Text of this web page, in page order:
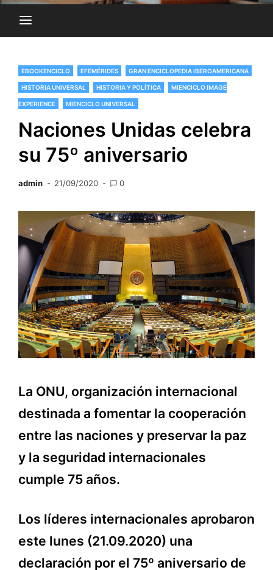
EBOOKENCICLO EFEMÉRIDES GRAN ENCICLOPEDIA IBEROAMERICANA
HISTORIA UNIVERSAL HISTORIA Y POLÍTICA MIENCICLO IMAGE
EXPERIENCE MIENCICLO UNIVERSAL
Naciones Unidas celebra
su 75º aniversario
admin 21/09/2020 0
La ONU, organización internacional
destinada a fomentar la cooperación
entre las naciones y preservar la paz
y la seguridad internacionales
cumple 75 años.
Los líderes internacionales aprobaron
este lunes (21.09.2020) una
declaración por el 75º aniversario de